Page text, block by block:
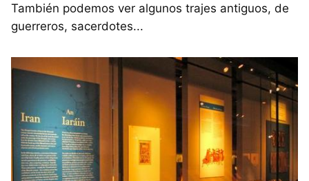
También podemos ver algunos trajes antiguos, de
guerreros, sacerdotes...